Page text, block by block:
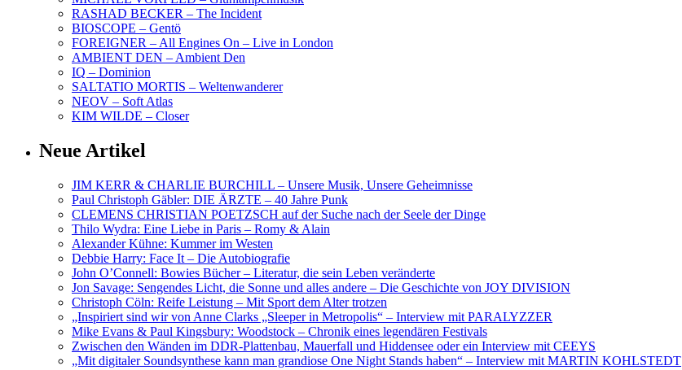
RASHAD BECKER – The Incident
BIOSCOPE – Gentö
FOREIGNER – All Engines On – Live in London
AMBIENT DEN – Ambient Den
IQ – Dominion
SALTATIO MORTIS – Weltenwanderer
NEOV – Soft Atlas
KIM WILDE – Closer
Neue Artikel
JIM KERR & CHARLIE BURCHILL – Unsere Musik, Unsere Geheimnisse
Paul Christoph Gäbler: DIE ÄRZTE – 40 Jahre Punk
CLEMENS CHRISTIAN POETZSCH auf der Suche nach der Seele der Dinge
Thilo Wydra: Eine Liebe in Paris – Romy & Alain
Alexander Kühne: Kummer im Westen
Debbie Harry: Face It – Die Autobiografie
John O’Connell: Bowies Bücher – Literatur, die sein Leben veränderte
Jon Savage: Sengendes Licht, die Sonne und alles andere – Die Geschichte von JOY DIVISION
Christoph Cöln: Reife Leistung – Mit Sport dem Alter trotzen
„Inspiriert sind wir von Anne Clarks „Sleeper in Metropolis“ – Interview mit PARALYZZER
Mike Evans & Paul Kingsbury: Woodstock – Chronik eines legendären Festivals
Zwischen den Wänden im DDR-Plattenbau, Mauerfall und Hiddensee oder ein Interview mit CEEYS
„Mit digitaler Soundsynthese kann man grandiose One Night Stands haben“ – Interview mit MARTIN KOHLSTEDT